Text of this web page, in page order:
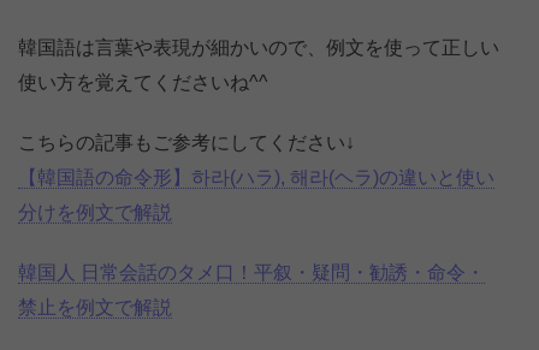
韓国語は言葉や表現が細かいので、例文を使って正しい
使い方を覚えてくださいね^^
こちらの記事もご参考にしてください↓
【韓国語の命令形】하라(ハラ), 해라(ヘラ)の違いと使い
分けを例文で解説
韓国人 日常会話のタメ口！平叙・疑問・勧誘・命令・
禁止を例文で解説